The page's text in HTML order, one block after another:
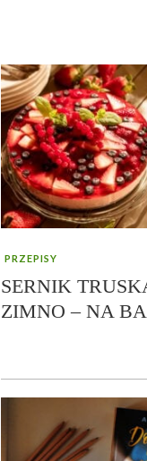
PRZEPISY
SERNIK
ZIMNO – NA